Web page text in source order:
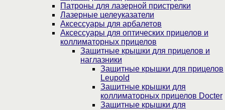
Патроны для лазерной пристрелки
Лазерные целеуказатели
Аксессуары для арбалетов
Аксессуары для оптических прицелов и
коллиматорных прицелов
Защитные крышки для прицелов и
наглазники
Защитные крышки для прицелов
Leupold
Защитные крышки для
коллиматорных прицелов Docter
Защитные крышки для